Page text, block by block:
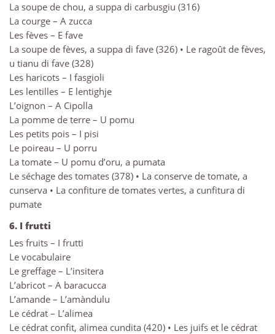
La soupe de chou, a suppa di carbusgiu (316)
La courge – A zucca
Les fèves – E fave
La soupe de fèves, a suppa di fave (326) • Le ragoût de fèves,
u tianu di fave (328)
Les haricots – I fasgioli
Les lentilles – E lentighje
L’oignon – A Cipolla
La pomme de terre – U pomu
Les petits pois – I pisi
Le poireau – U porru
La tomate – U pomu d’oru, a pumata
Le séchage des tomates (378) • La conserve de tomate, a
cunserva • La confiture de tomates vertes, a cunfitura di
pumate
6. I frutti
Les fruits – I frutti
Le vocabulaire
Le greffage – L’insitera
L’abricot – A baracucca
L’amande – L’amàndulu
Le cédrat – L’alimea
Le cédrat confit, alimea cundita (420) • Les juifs et le cédrat